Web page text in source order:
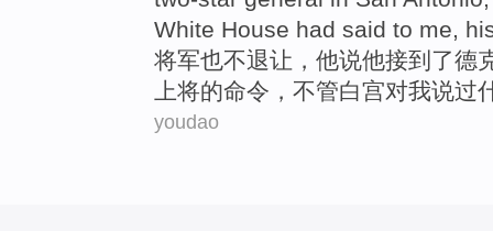
White House had said to me,
将军也不退让 ， 他说他接到 了德
上将的命令 ， 不管白宫对我说过
youdao